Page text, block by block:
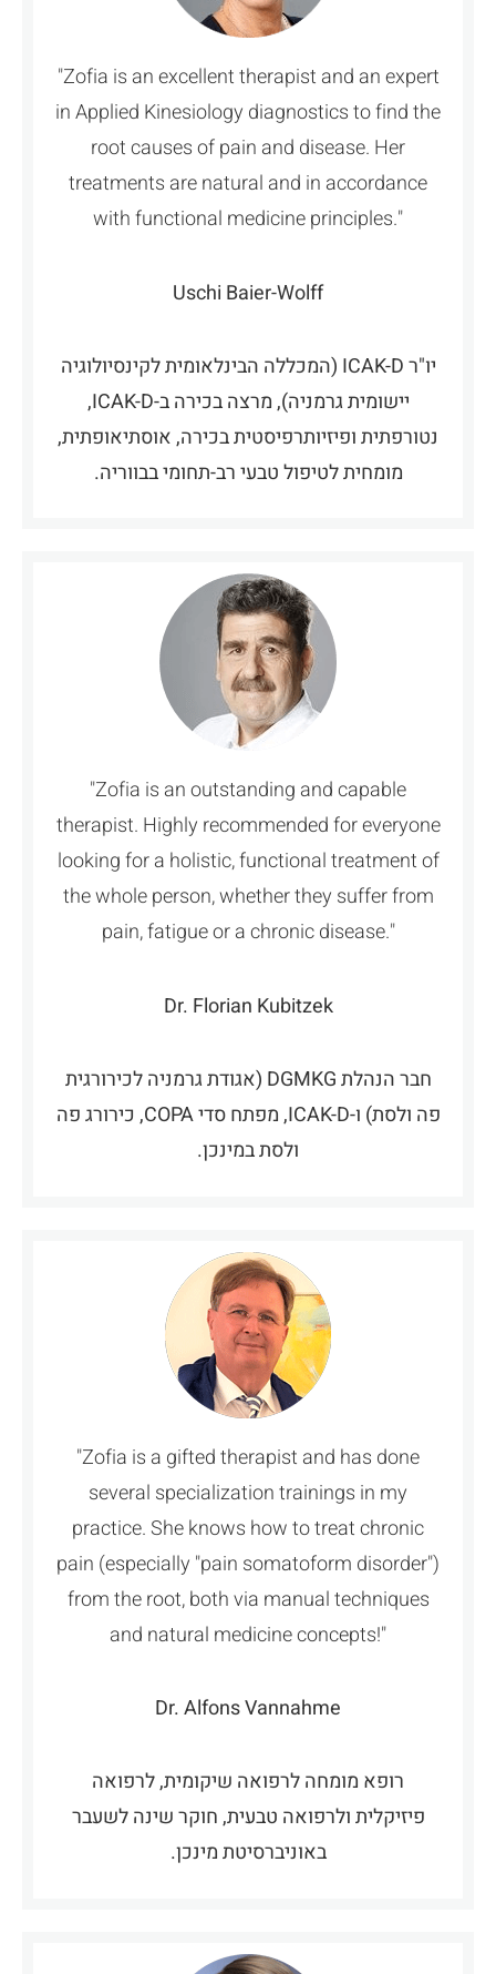
"Zofia is an excellent therapist and an expert
in Applied Kinesiology diagnostics to find the
root causes of pain and disease. Her
treatments are natural and in accordance
with functional medicine principles."
Uschi Baier-Wolff
יו"ר ICAK-D (המכללה הבינלאומית לקינסיולוגיה
יישומית גרמניה), מרצה בכירה ב-ICAK-D,
נטורפתית ופיזיותרפיסטית בכירה, אוסתיאופתית,
מומחית לטיפול טבעי רב-תחומי בבווריה.
"Zofia is an outstanding and capable
therapist. Highly recommended for everyone
looking for a holistic, functional treatment of
the whole person, whether they suffer from
pain, fatigue or a chronic disease."
Dr. Florian Kubitzek
חבר הנהלת DGMKG (אגודת גרמניה לכירורגית
פה ולסת) ו-ICAK-D, מפתח סדי COPA, כירורג פה
ולסת במינכן.
"Zofia is a gifted therapist and has done
several specialization trainings in my
practice. She knows how to treat chronic
pain (especially "pain somatoform disorder")
from the root, both via manual techniques
and natural medicine concepts!"
Dr. Alfons Vannahme
רופא מומחה לרפואה שיקומית, לרפואה
פיזיקלית ולרפואה טבעית, חוקר שינה לשעבר
באוניברסיטת מינכן.